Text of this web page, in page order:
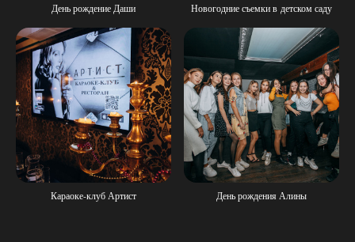
День рождение Даши Новогодние съемки в детском саду
Караоке-клуб Артист День рождения Алины